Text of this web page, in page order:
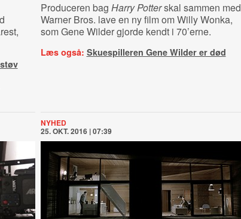
Produceren bag Harry Potterskal sammen med
Warner Bros. lave en ny film om Willy Wonka,
som Gene Wilder gjorde kendt i 70’erne.
Læs også: Skuespilleren Gene Wilder er død
NYHED
25. OKT. 2016 | 07:39